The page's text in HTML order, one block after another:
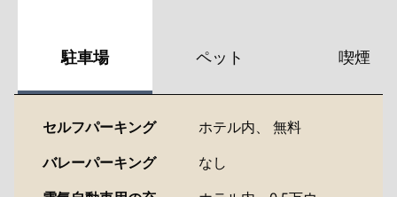
駐車場 ペット 喫煙
セルフパーキング ホテル内、
無料
バレーパーキング
なし